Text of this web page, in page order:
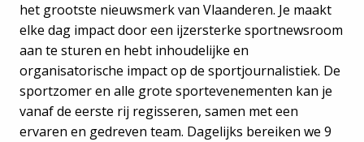
het grootste nieuwsmerk van Vlaanderen. Je maakt
elke dag impact door een ijzersterke sportnewsroom
aan te sturen en hebt inhoudelijke en
organisatorische impact op de sportjournalistiek. De
sportzomer en alle grote sportevenementen kan je
vanaf de eerste rij regisseren, samen met een
ervaren en gedreven team. Dagelijks bereiken we 9